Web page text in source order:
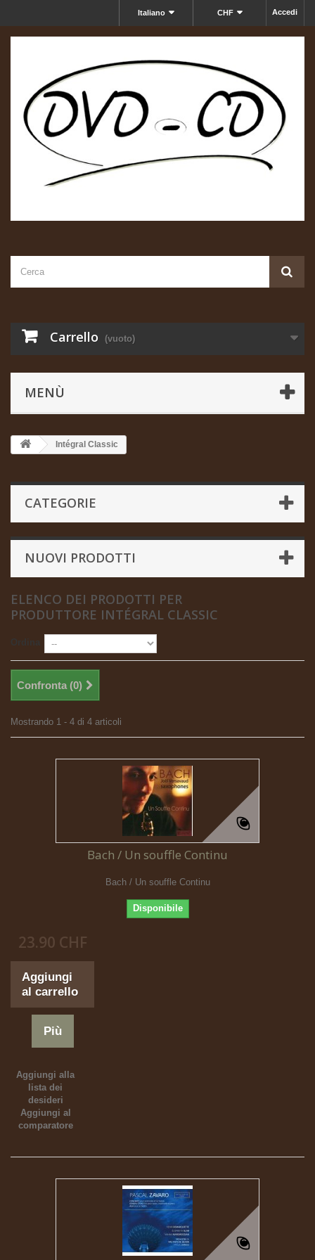
Accedi
CHF
Italiano
Carrello (vuoto)
MENÙ
Intégral Classic
CATEGORIE
NUOVI PRODOTTI
ELENCO DEI PRODOTTI PER
PRODUTTORE INTÉGRAL CLASSIC
Confronta (0)
Mostrando 1 - 4 di 4 articoli
Bach / Un souffle Continu
Bach / Un souffle Continu
Disponibile
23.90 CHF
Aggiungi
al carrello
Più
Aggiungi alla
lista dei
desideri
Aggiungi al
comparatore